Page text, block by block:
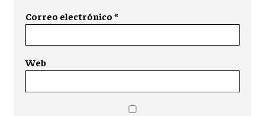
Correo electrónico*
Web